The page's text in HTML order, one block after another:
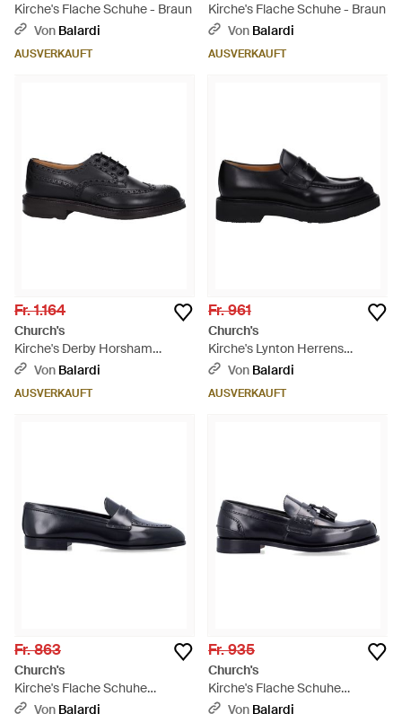
Kirche's Flache Schuhe - Braun
Von Balardi
AUSVERKAUFT
Kirche's Flache Schuhe - Braun
Von Balardi
AUSVERKAUFT
Fr. 1.164
Church's
Kirche's Derby Horsham
Herrens Leder Schwarz -
Von Balardi
AUSVERKAUFT
Fr. 961
Church's
Kirche's Lynton Herrens
Ledermokassins Schwarz -
Von Balardi
AUSVERKAUFT
Fr. 863
Church's
Kirche's Flache Schuhe
Schwarz - Blau
Von Balardi
Fr. 935
Church's
Kirche's Flache Schuhe
schwarz - Blau
Von Balardi